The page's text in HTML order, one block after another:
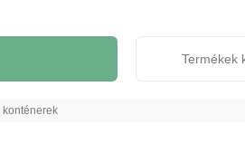
konténerek